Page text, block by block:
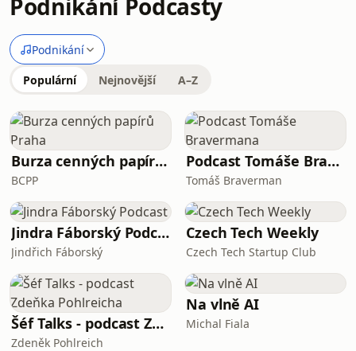
Podnikání Podcasty
Podnikání
Populární Nejnovější A–Z
Burza cenných papírů Praha
BCPP
Podcast Tomáše Bravermana
Tomáš Braverman
Jindra Fáborský Podcast
Jindřich Fáborský
Czech Tech Weekly
Czech Tech Startup Club
Šéf Talks - podcast Zdeňka Pohlreicha
Zdeněk Pohlreich
Na vlně AI
Michal Fiala